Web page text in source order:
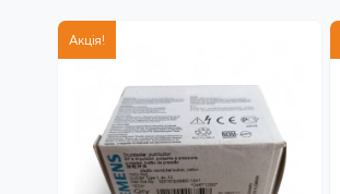
Акція!